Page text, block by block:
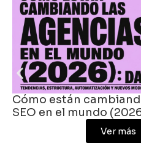
Agencias digitales en
crece la inversión, se
agencia promedio